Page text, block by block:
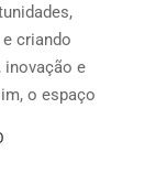
criando
inovação e
o espaço